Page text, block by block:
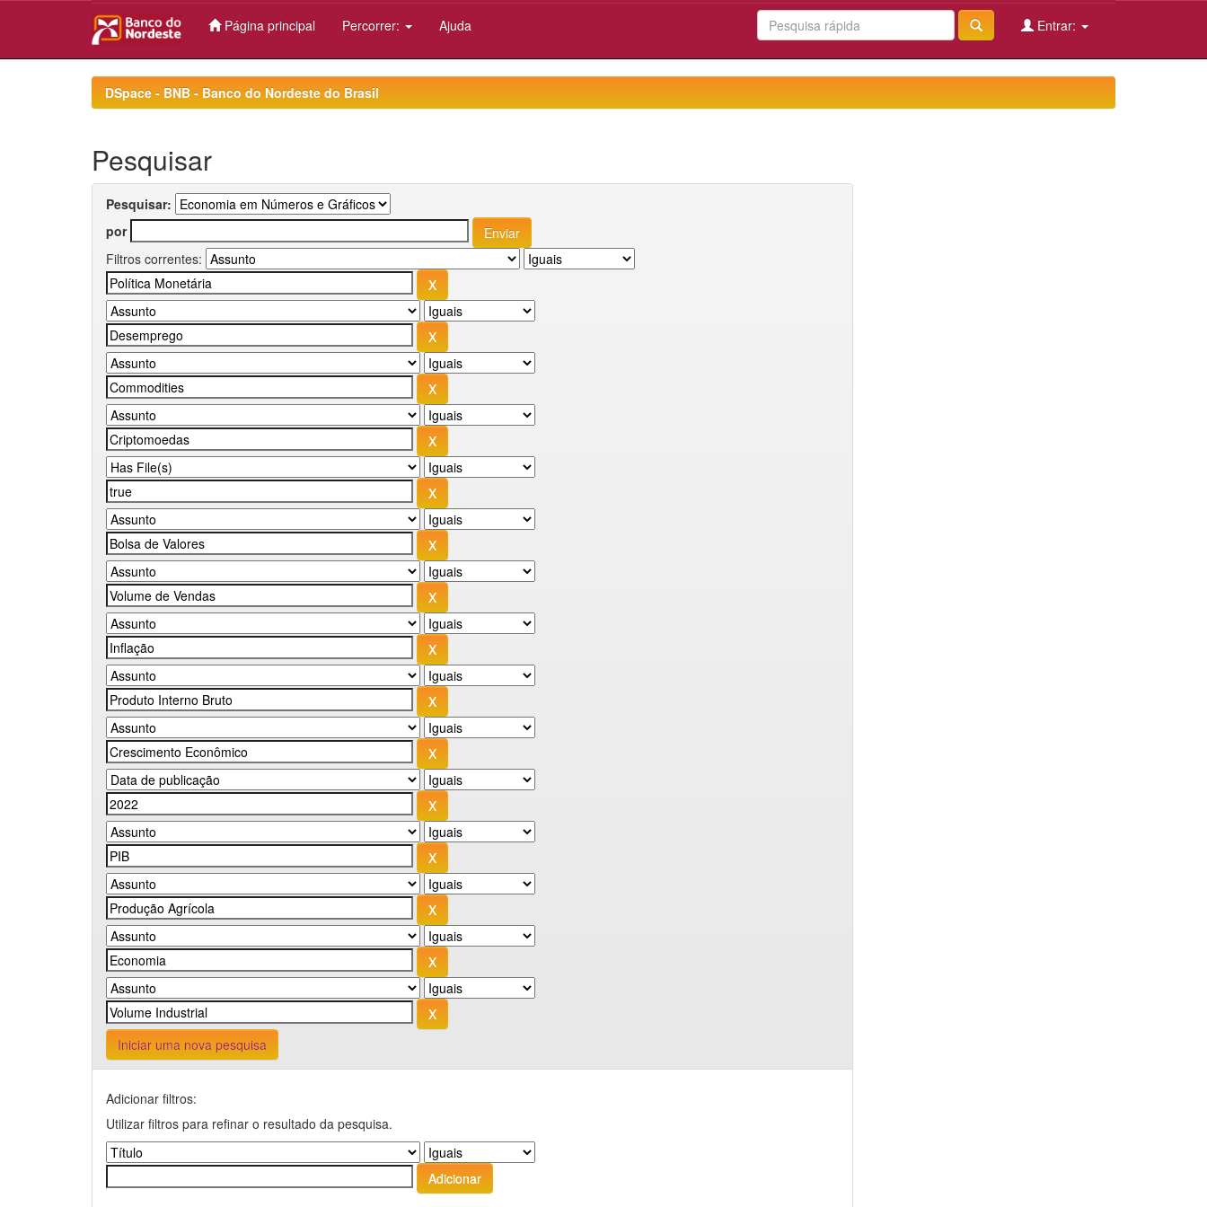
Página principal Percorrer: Ajuda Entrar:
DSpace - BNB - Banco do Nordeste do Brasil
Pesquisar
Pesquisar:
por
Filtros correntes:
Iniciar uma nova pesquisa
Adicionar filtros:
Utilizar filtros para refinar o resultado da pesquisa.